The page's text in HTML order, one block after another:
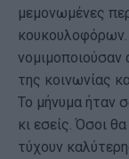
μεμονωμένες
κουκουλοφόρων.
νομιμοποιούσαν
της κοινωνίας
Το μήνυμα ήταν
κι εσείς. Όσοι
τύχουν